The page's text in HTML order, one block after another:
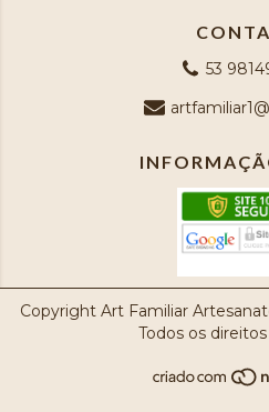
53
Copyright Art Familiar
Todos os